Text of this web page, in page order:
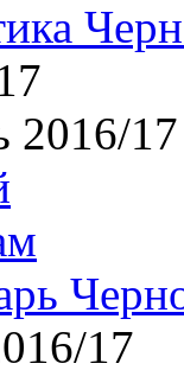
2016/17
17